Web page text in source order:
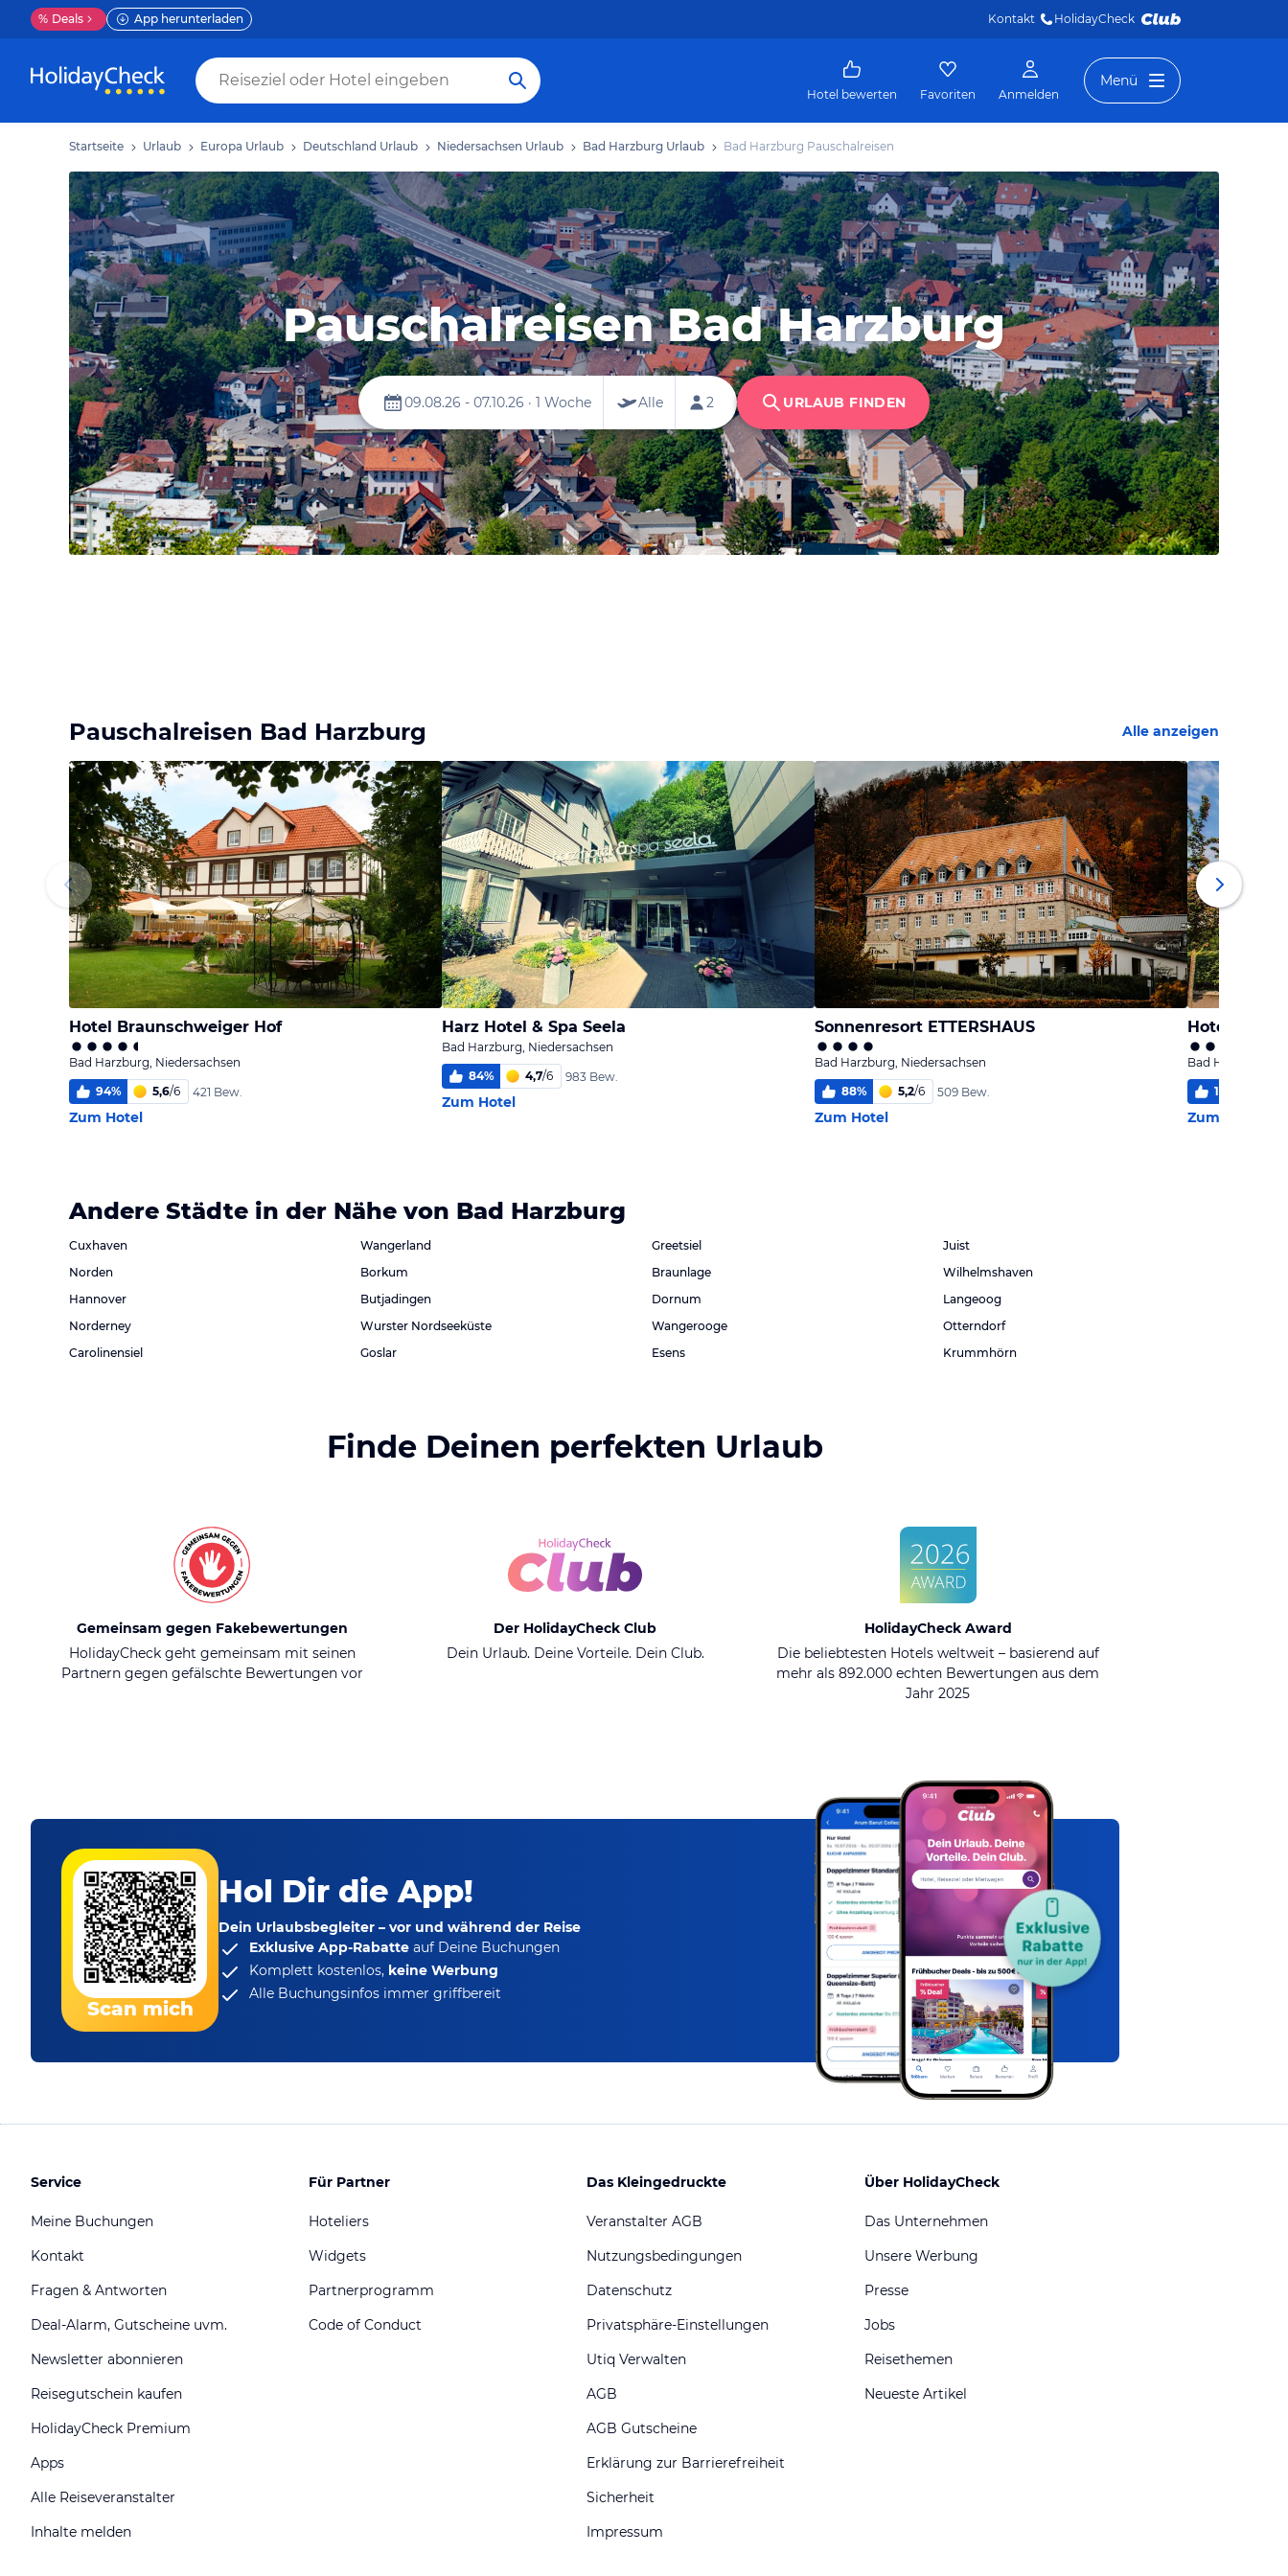
% Deals App herunterladen Kontakt HolidayCheck
Hotel bewerten Favoriten Anmelden
Menü
Startseite Urlaub Europa Urlaub Deutschland Urlaub Niedersachsen Urlaub Bad Harzburg Urlaub Bad Harzburg Pauschalreisen
Pauschalreisen Bad Harzburg
Pauschalreisen Bad Harzburg Alle anzeigen
Hotel Braunschweiger Hof
Bad Harzburg, Niedersachsen
94% 5,6/6 421 Bew.
Zum Hotel
Harz Hotel & Spa Seela
Bad Harzburg, Niedersachsen
84% 4,7/6 983 Bew.
Zum Hotel
Sonnenresort ETTERSHAUS
Bad Harzburg, Niedersachsen
88% 5,2/6 509 Bew.
Zum Hotel
Hotel
Bad Harzburg,
100
Zum Hotel
Andere Städte in der Nähe von Bad Harzburg
Cuxhaven
Norden
Hannover
Norderney
Carolinensiel
Wangerland
Borkum
Butjadingen
Wurster Nordseeküste
Goslar
Greetsiel
Braunlage
Dornum
Wangerooge
Esens
Juist
Wilhelmshaven
Langeoog
Otterndorf
Krummhörn
Finde Deinen perfekten Urlaub
Gemeinsam gegen Fakebewertungen
HolidayCheck geht gemeinsam mit seinen
Partnern gegen gefälschte Bewertungen vor
Der HolidayCheck Club
Dein Urlaub. Deine Vorteile. Dein Club.
HolidayCheck Award
Die beliebtesten Hotels weltweit – basierend auf
mehr als 892.000 echten Bewertungen aus dem
Jahr 2025
Scan mich
Hol Dir die App!
Dein Urlaubsbegleiter – vor und während der Reise
Exklusive App-Rabatte auf Deine Buchungen
Komplett kostenlos, keine Werbung
Alle Buchungsinfos immer griffbereit
Service
Meine Buchungen
Kontakt
Fragen & Antworten
Deal-Alarm, Gutscheine uvm.
Newsletter abonnieren
Reisegutschein kaufen
HolidayCheck Premium
Apps
Alle Reiseveranstalter
Inhalte melden
Für Partner
Hoteliers
Widgets
Partnerprogramm
Code of Conduct
Das Kleingedruckte
Veranstalter AGB
Nutzungsbedingungen
Datenschutz
Privatsphäre-Einstellungen
Utiq Verwalten
AGB
AGB Gutscheine
Erklärung zur Barrierefreiheit
Sicherheit
Impressum
Über HolidayCheck
Das Unternehmen
Unsere Werbung
Presse
Jobs
Reisethemen
Neueste Artikel